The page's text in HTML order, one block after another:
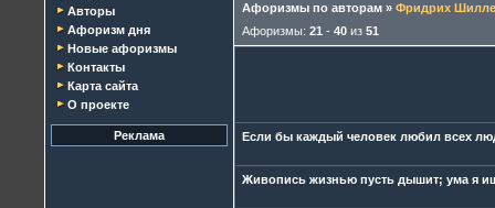
Авторы
Афоризм дня
Новые афоризмы
Контакты
Карта сайта
О проекте
Реклама
Афоризмы по авторам » Фридрих
Афоризмы: 21 - 40 из 51
Если бы каждый человек любил всех
Живопись жизнью пусть дышит; ума я